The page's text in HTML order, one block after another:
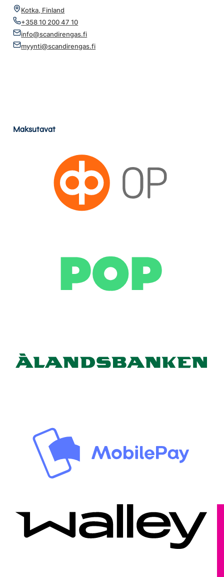
Kotka, Finland
+358 10 200 47 10
info@scandirengas.fi
myynti@scandirengas.fi
Maksutavat